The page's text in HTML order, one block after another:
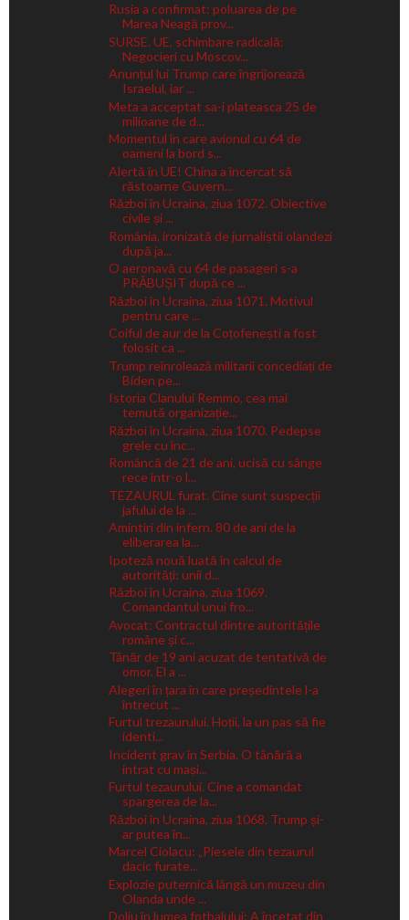
Rusia a confirmat: poluarea de pe
Marea Neagă prov...
SURSE. UE, schimbare radicală:
Negocieri cu Moscov...
Anunțul lui Trump care îngrijorează
Israelul, iar ...
Meta a acceptat sa-i plateasca 25 de
milioane de d...
Momentul în care avionul cu 64 de
oameni la bord s...
Alertă în UE! China a încercat să
răstoarne Guvern...
Război în Ucraina, ziua 1072. Obiective
civile și ...
România, ironizată de jurnaliștii olandezi
după ja...
O aeronavă cu 64 de pasageri s-a
PRĂBUȘIT după ce ...
Război în Ucraina, ziua 1071. Motivul
pentru care ...
Coiful de aur de la Coțofenești a fost
folosit ca ...
Trump reînrolează militarii concediați de
Biden pe...
Istoria Clanului Remmo, cea mai
temută organizație...
Război în Ucraina, ziua 1070. Pedepse
grele cu înc...
Româncă de 21 de ani, ucisă cu sânge
rece într-o l...
TEZAURUL furat. Cine sunt suspecții
jafului de la ...
Amintiri din infern. 80 de ani de la
eliberarea la...
Ipoteză nouă luată în calcul de
autorități: unii d...
Război în Ucraina, ziua 1069.
Comandantul unui fro...
Avocat: Contractul dintre autoritățile
române și c...
Tânăr de 19 ani acuzat de tentativă de
omor. El a ...
Alegeri în țara în care președintele l-a
întrecut ...
Furtul trezaurului. Hoții, la un pas să fie
identi...
Incident grav în Serbia. O tânără a
intrat cu mași...
Furtul tezaurului. Cine a comandat
spargerea de la...
Război în Ucraina, ziua 1068. Trump și-
ar putea în...
Marcel Ciolacu: „Piesele din tezaurul
dacic furate...
Explozie puternică lângă un muzeu din
Olanda unde ...
Doliu în lumea fotbalului: A încetat din